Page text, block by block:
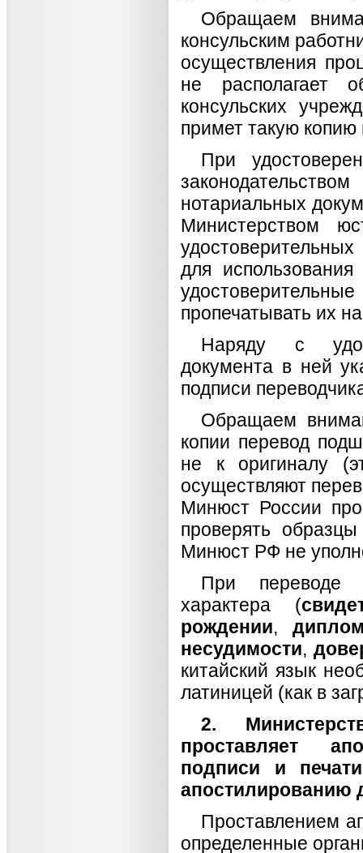
Обращаем
консульским
осуществления
не располагает
консульских
примет такую копию
При
нотариальных
Министерством
для
пропечатывать их
Наряду с
документа в ней
подписи
Обращаем
копии перевод
не к оригиналу
осуществляют
Минюст России
проверять
Минюст РФ не
При переводе
характера (
рождении,
несудимости,
китайский язык
латиницей (как в
2.
проставляет
подписи и
апостилированию
Проставлением
определенные